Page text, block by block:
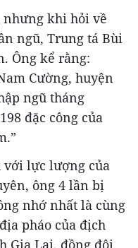
nhưng khi hỏi về
ngũ, Trung tá Bùi
Ông kể rằng:
Cường, huyện
ngũ tháng
đặc công của
với lực lượng của
ông 4 lần bị
nhớ nhất là cùng
pháo của địch